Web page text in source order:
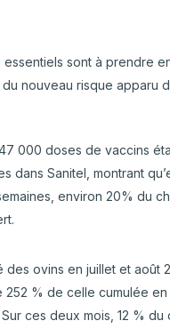
essentiels sont à prendre
nouveau risque apparu
000 doses de vaccins
dans Sanitel, montrant
environ 20% du
des ovins en juillet et août
252 % de celle cumulée en
ces deux mois, 12 % du